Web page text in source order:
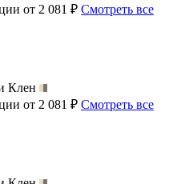
от 2 081 ₽ Смотреть все
Клен
от 2 081 ₽ Смотреть все